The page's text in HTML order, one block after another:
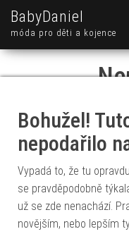
BabyDaniel
móda pro děti a kojence
Bohužel!
nepodařilo
Vypadá to, že tu
se pravděpodobně
už se zde nenachází.
novějším, nebo lepším